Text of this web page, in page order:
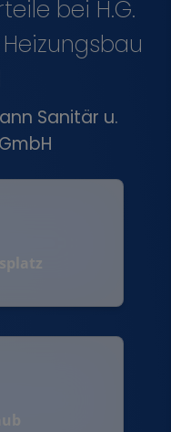
bei H.G.
Sanitär u.